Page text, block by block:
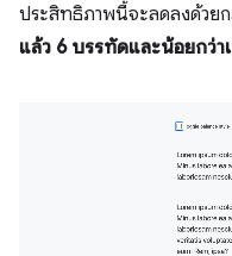
ประสิทธิภาพนี้จะลดลงด้วย
แล้ว 6 บรรทัดและน้อยกว่า